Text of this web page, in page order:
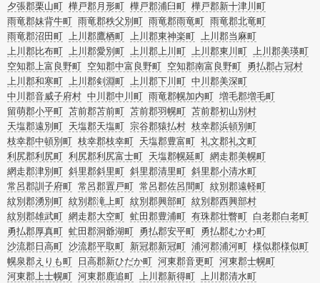
夕張郡栗山町 樺戸郡月形町 樺戸郡浦臼町 樺戸郡新十津川町
雨竜郡妹背牛町 雨竜郡秩父別町 雨竜郡雨竜町 雨竜郡北竜町
雨竜郡沼田町 上川郡鷹栖町 上川郡東神楽町 上川郡当麻町
上川郡比布町 上川郡愛別町 上川郡上川町 上川郡東川町 上川郡美瑛町
空知郡上富良野町 空知郡中富良野町 空知郡南富良野町 勇払郡占冠村
上川郡和寒町 上川郡剣淵町 上川郡下川町 中川郡美深町
中川郡音威子府村 中川郡中川町 雨竜郡幌加内町 増毛郡増毛町
留萌郡小平町 苫前郡苫前町 苫前郡羽幌町 苫前郡初山別村
天塩郡遠別町 天塩郡天塩町 宗谷郡猿払村 枝幸郡浜頓別町
枝幸郡中頓別町 枝幸郡枝幸町 天塩郡豊富町 礼文郡礼文町
利尻郡利尻町 利尻郡利尻富士町 天塩郡幌延町 網走郡美幌町
網走郡津別町 斜里郡斜里町 斜里郡清里町 斜里郡小清水町
常呂郡訓子府町 常呂郡置戸町 常呂郡佐呂間町 紋別郡遠軽町
紋別郡湧別町 紋別郡滝上町 紋別郡興部町 紋別郡西興部村
紋別郡雄武町 網走郡大空町 虻田郡豊浦町 有珠郡壮瞥町 白老郡白老町
勇払郡厚真町 虻田郡洞爺湖町 勇払郡安平町 勇払郡むかわ町
沙流郡日高町 沙流郡平取町 新冠郡新冠町 浦河郡浦河町 様似郡様似町
幌泉郡えりも町
日高郡新ひだか町 河東郡音更町 河東郡士幌町
河東郡上士幌町 河東郡鹿追町 上川郡新得町 上川郡清水町